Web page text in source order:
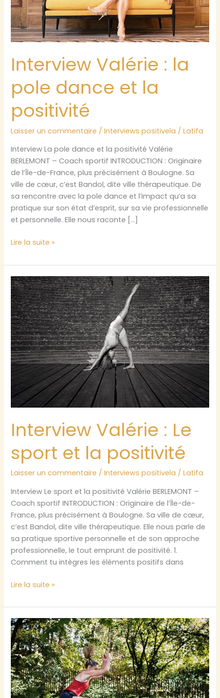
Interview Valérie : la
pole dance et la
positivité
Laisser un commentaire /Interviews positivela /Latifa
Interview La pole dance et la positivité Valérie
BERLEMONT – Coach sportif INTRODUCTION : Originaire
de l’Île-de-France, plus précisément à Boulogne. Sa
ville de cœur, c’est Bandol, dite ville thérapeutique. De
sa rencontre avec la pole dance et l’impact qu’a sa
pratique sur son état d’esprit, sur sa vie professionnelle
et personnelle. Elle nous raconte […]
Interview
:
la
pole
dance
et
la
positivité
Lire la suite »
Interview Valérie : Le
sport et la positivité
Laisser un commentaire /Interviews positivela /Latifa
Interview Le sport et la positivité Valérie BERLEMONT –
Coach sportif INTRODUCTION : Originaire de l’Île-de-
France, plus précisément à Boulogne. Sa ville de cœur,
c’est Bandol, dite ville thérapeutique. Elle nous parle de
sa pratique sportive personnelle et de son approche
professionnelle, le tout emprunt de positivité. 1.
Comment tu intègres les éléments positifs dans
Interview
:
Le
sport
et
la
positivité
Lire la suite »